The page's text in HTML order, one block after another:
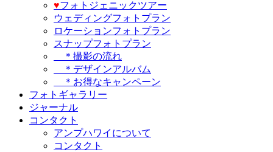
♥️フォトジェニックツアー
ウェディングフォトプラン
ロケーションフォトプラン
スナップフォトプラン
＊撮影の流れ
＊デザインアルバム
＊お得なキャンペーン
フォトギャラリー
ジャーナル
コンタクト
アンプハワイについて
コンタクト